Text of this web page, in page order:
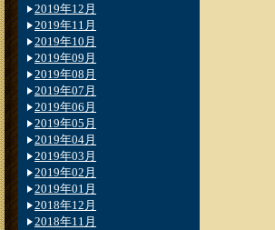
2019年12月
2019年11月
2019年10月
2019年09月
2019年08月
2019年07月
2019年06月
2019年05月
2019年04月
2019年03月
2019年02月
2019年01月
2018年12月
2018年11月